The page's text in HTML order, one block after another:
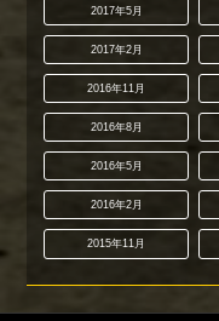
2017年5月
2017年2月
2016年11月
2016年8月
2016年5月
2016年2月
2015年11月